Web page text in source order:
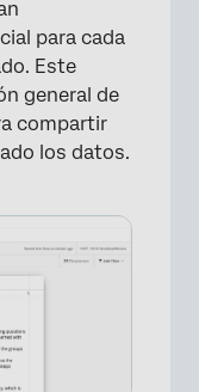
para cada
Este
general de
compartir
los datos.